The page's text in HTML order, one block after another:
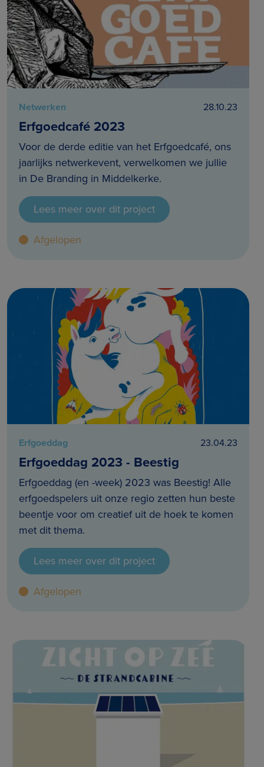
Netwerken 28.10.23
Erfgoedcafé 2023
Voor de derde editie van het Erfgoedcafé, ons
jaarlijks netwerkevent, verwelkomen we jullie
in De Branding in Middelkerke.
Lees meer over dit project
Afgelopen
Erfgoeddag 23.04.23
Erfgoeddag 2023 - Beestig
Erfgoeddag (en -week) 2023 was Beestig! Alle
erfgoedspelers uit onze regio zetten hun beste
beentje voor om creatief uit de hoek te komen
met dit thema.
Lees meer over dit project
Afgelopen